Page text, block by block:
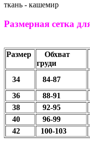
ткань - кашемир
Размерная сетка
Размер
Обхват
груди
34 84-87
36 88-91
38
92-95
40
96-99
42
100-103